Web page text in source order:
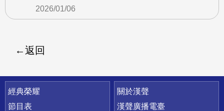
2026/01/06
返回
快速連結
經典榮耀
節目表
關於漢聲
漢聲廣播電臺